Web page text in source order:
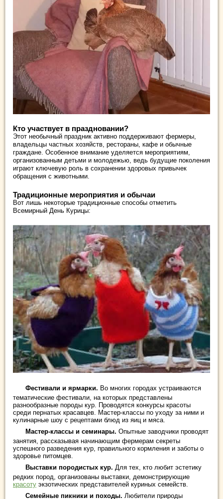
Кто участвует в праздновании?
Этот необычный праздник активно поддерживают фермеры,
владельцы частных хозяйств, рестораны, кафе и обычные
граждане. Особенное внимание уделяется мероприятиям,
организованным детьми и молодежью, ведь будущие поколения
играют ключевую роль в сохранении здоровых привычек
обращения с животными.
Традиционные мероприятия и обычаи
Вот лишь некоторые традиционные способы отметить
Всемирный День Курицы:
Фестивали и ярмарки. Во многих городах устраиваются
тематические фестивали, на которых представлены
разнообразные породы кур. Проводятся конкурсы красоты
среди пернатых красавцев. Мастер-классы по уходу за ними и
кулинарные шоу с рецептами блюд из яиц и мяса.
Мастер-классы и семинары. Опытные заводчики проводят
занятия, рассказывая начинающим фермерам секреты
успешного разведения кур, правильного кормления и заботы о
здоровье питомцев.
Выставки породистых кур. Для тех, кто любит эстетику
редких пород, организованы выставки, демонстрирующие
красоту экзотических представителей куриных семейств.
Семейные пикники и походы. Любители природы